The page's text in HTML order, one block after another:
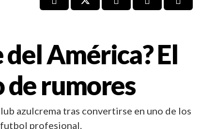
del América? El
de rumores
azulcrema tras convertirse en uno de los
futbol profesional.